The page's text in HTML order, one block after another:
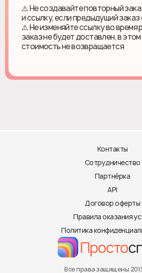
⚠️ Не создавайте повторный
и ссылку, если предыдущий
⚠️ Не изменяйте ссылку во время
заказ не будет доставлен, в
стоимость не возвращается
Контакты
Сотрудничество
Партнёрка
API
Договор оферты
Правила оказания
Политика
Все права защищены